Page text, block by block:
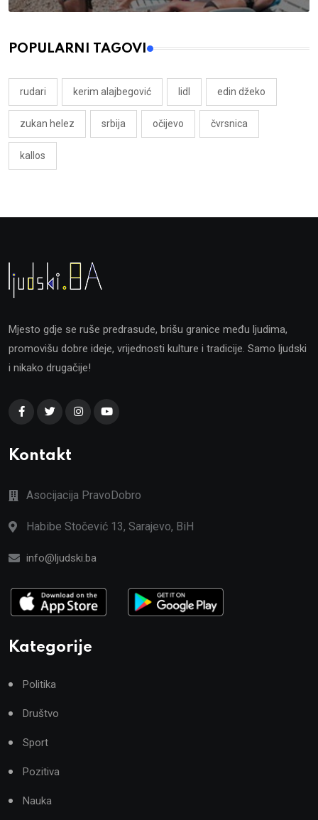
POPULARNI TAGOVI
rudari kerim alajbegović lidl edin džeko
zukan helez srbija očijevo čvrsnica
kallos
Mjesto gdje se ruše predrasude, brišu granice među ljudima,
promovišu dobre ideje, vrijednosti kulture i tradicije. Samo ljudski
i nikako drugačije!
Kontakt
Asocijacija PravoDobro
Habibe Stočević 13, Sarajevo, BiH
info@ljudski.ba
Kategorije
Politika
Društvo
Sport
Pozitiva
Nauka